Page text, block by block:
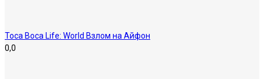
Toca Boca Life: World Взлом на Айфон
0,0